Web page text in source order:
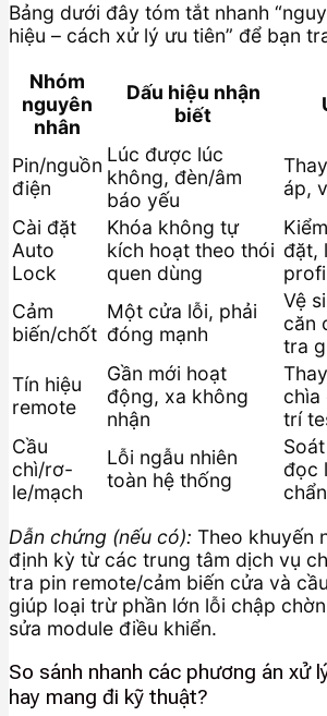
Bảng dưới đây tóm tắt nhanh
hiệu – cách xử lý ưu tiên” để bạn
Nhóm
nguyên
nhân
Dấu hiệu nhận
biết
Pin/nguồn
điện
Lúc được lúc
không, đèn/âm
báo yếu
áp,
Cài đặt
Auto
Lock
Khóa không tự
kích hoạt theo thói
quen dùng
đặt,
Cảm
biến/chốt
Một cửa lỗi, phải
đóng mạnh
Vệ
căn
tra
Tín hiệu
remote
Gần mới hoạt
động, xa không
nhận
chìa
trí
Cầu
chì/rơ-
le/mạch
Lỗi ngẫu nhiên
toàn hệ thống
đọc
Dẫn chứng (nếu có): Theo khuyến
định kỳ từ các trung tâm dịch vụ
tra pin remote/cảm biến cửa và
giúp loại trừ phần lớn lỗi chập
sửa module điều khiển.
So sánh nhanh các phương án xử
hay mang đi kỹ thuật?